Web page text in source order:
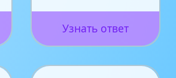
Узнать ответ